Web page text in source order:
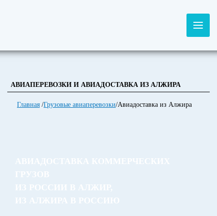
АВИАПЕРЕВОЗКИ И АВИАДОСТАВКА ИЗ АЛЖИРА
Главная /Грузовые авиаперевозки/Авиадоставка из Алжира